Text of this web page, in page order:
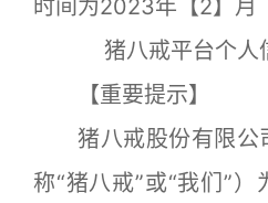
时间为2023年【2】月
猪八戒平台个人
【重要提示】
猪八戒股份有限公
称“猪八戒”或“我们”